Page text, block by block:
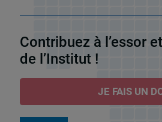
Contribuez à l’essor
de l’Institut !
JE FAIS UN